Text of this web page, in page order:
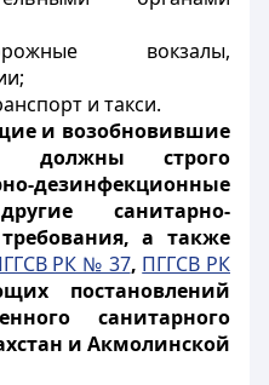
вокзалы,
и такси.
и возобновившие
должны строго
дезинфекционные
санитарно-
а также
РК № 37, ПГГСВ РК
постановлений
санитарного
и Акмолинской